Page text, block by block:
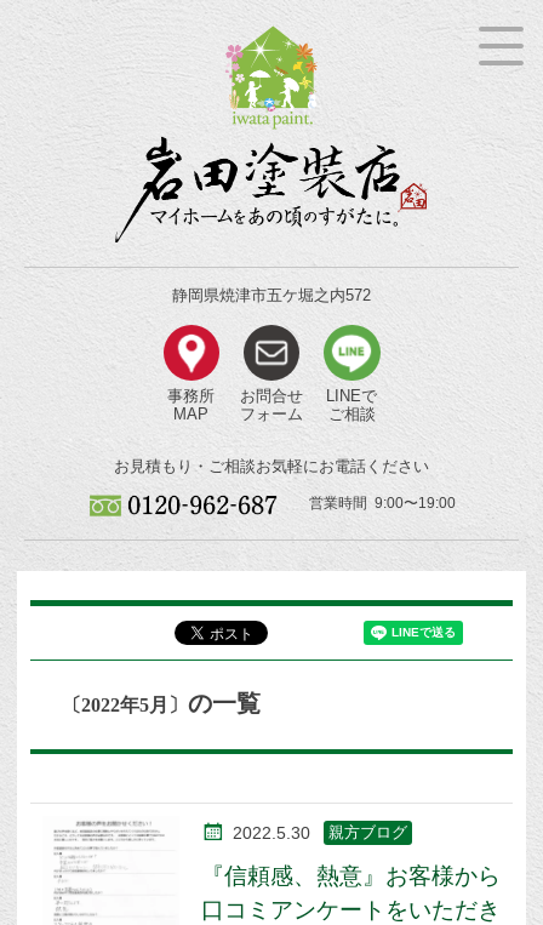
静岡県焼津市五ケ堀之内572
事務所
MAP
お問合せ
フォーム
LINEで
ご相談
お見積もり・ご相談お気軽にお電話ください
営業時間 9:00〜19:00
〔2022年5月〕の一覧
2022.5.30 親方ブログ
『信頼感、熱意』お客様から
口コミアンケートをいただき